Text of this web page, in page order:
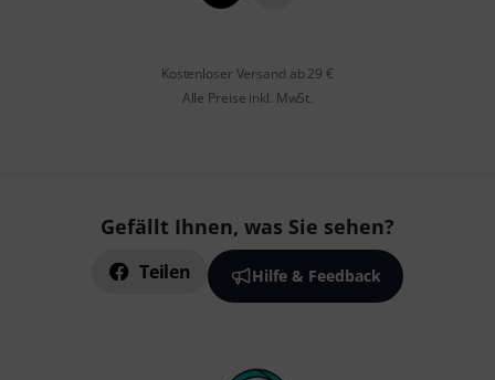
Kostenloser Versand ab 29 €
Alle Preise inkl. MwSt.
Gefällt Ihnen, was Sie sehen?
Teilen Hilfe & Feedback